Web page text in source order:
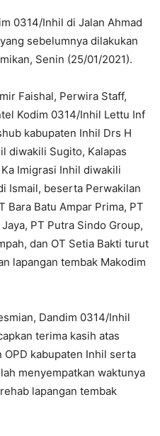
0314/Inhil di Jalan Ahmad
sebelumnya dilakukan
Senin (25/01/2021).
Faishal, Perwira Staff,
Kodim 0314/Inhil Lettu Inf
kabupaten Inhil Drs H
diwakili Sugito, Kalapas
Imigrasi Inhil diwakili
Ismail, beserta Perwakilan
Bara Batu Ampar Prima, PT
PT Putra Sindo Group,
dan OT Setia Bakti turut
lapangan tembak Makodim
Dandim 0314/Inhil
terima kasih atas
OPD kabupaten Inhil serta
menyempatkan waktunya
lapangan tembak